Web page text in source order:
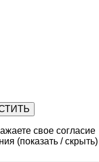
свое согласие
(показать / скрыть)